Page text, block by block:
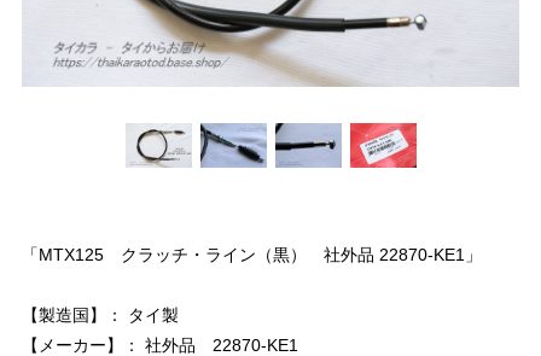
「MTX125 クラッチ・ライン（黒） 社外品 22870-KE1」
【製造国】： タイ製
【メーカー】： 社外品 22870-KE1